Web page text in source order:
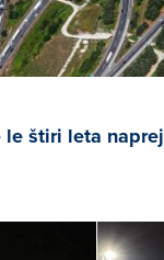
le štiri leta naprej